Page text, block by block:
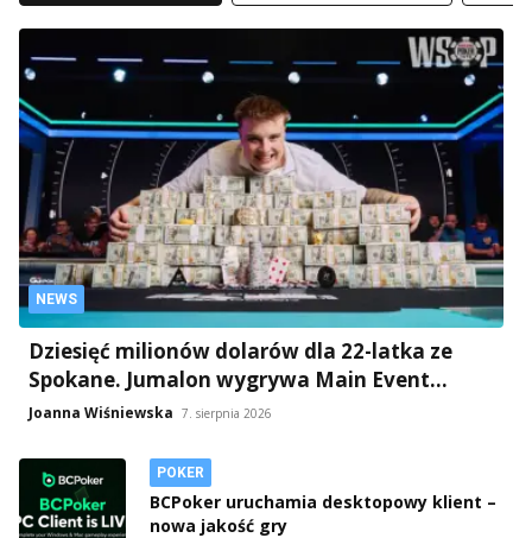
NEWS
Dziesięć milionów dolarów dla 22-latka ze
Spokane. Jumalon wygrywa Main Event
WSOP 2026
Joanna Wiśniewska 7. sierpnia 2026
POKER
BCPoker uruchamia desktopowy klient –
nowa jakość gry